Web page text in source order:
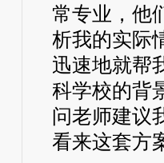
常专业，他
析我的实际
迅速地就帮
科学校的背
问老师建议
看来这套方